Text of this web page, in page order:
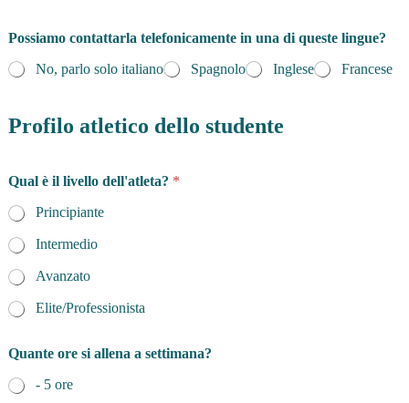
l
*
d
Possiamo contattarla telefonicamente in una di queste lingue?
No, parlo solo italiano
Spagnolo Inglese Francese
Profilo atletico dello studente
Qual è il livello dell'atleta? *
Principiante
Intermedio
Avanzato
Elite/Professionista
Quante ore si allena a settimana?
- 5 ore